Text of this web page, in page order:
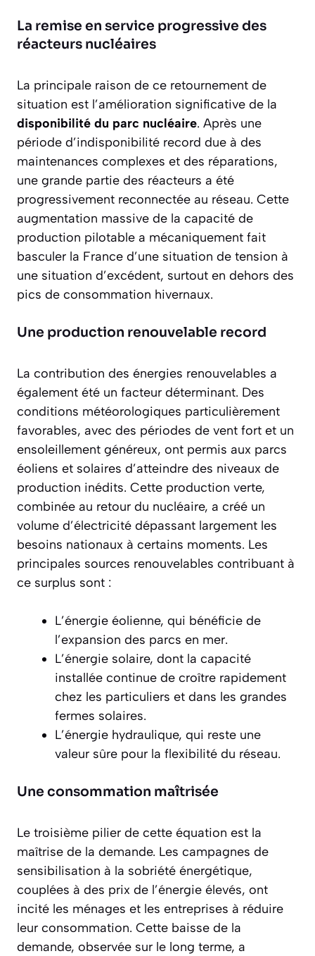
La remise en service progressive des
réacteurs nucléaires
La principale raison de ce retournement de
situation est l’amélioration significative de la
disponibilité du parc nucléaire. Après une
période d’indisponibilité record due à des
maintenances complexes et des réparations,
une grande partie des réacteurs a été
progressivement reconnectée au réseau. Cette
augmentation massive de la capacité de
production pilotable a mécaniquement fait
basculer la France d’une situation de tension à
une situation d’excédent, surtout en dehors des
pics de consommation hivernaux.
Une production renouvelable record
La contribution des énergies renouvelables a
également été un facteur déterminant. Des
conditions météorologiques particulièrement
favorables, avec des périodes de vent fort et un
ensoleillement généreux, ont permis aux parcs
éoliens et solaires d’atteindre des niveaux de
production inédits. Cette production verte,
combinée au retour du nucléaire, a créé un
volume d’électricité dépassant largement les
besoins nationaux à certains moments. Les
principales sources renouvelables contribuant à
ce surplus sont :
L’énergie éolienne, qui bénéficie de
l’expansion des parcs en mer.
L’énergie solaire, dont la capacité
installée continue de croître rapidement
chez les particuliers et dans les grandes
fermes solaires.
L’énergie hydraulique, qui reste une
valeur sûre pour la flexibilité du réseau.
Une consommation maîtrisée
Le troisième pilier de cette équation est la
maîtrise de la demande. Les campagnes de
sensibilisation à la sobriété énergétique,
couplées à des prix de l’énergie élevés, ont
incité les ménages et les entreprises à réduire
leur consommation. Cette baisse de la
demande, observée sur le long terme, a